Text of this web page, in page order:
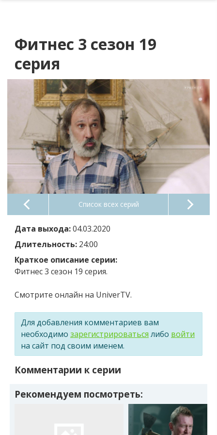
Фитнес 3 сезон 19
серия
Список всех серий
Дата выхода:04.03.2020
Длительность: 24:00
Краткое описание серии:
Фитнес 3 сезон 19 серия.
Смотрите онлайн на UniverTV.
Для добавления комментариев вам
необходимо зарегистрироваться либо войти
на сайт под своим именем.
Комментарии к серии
Рекомендуем посмотреть: